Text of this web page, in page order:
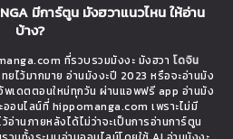
มีการ์ตูน มังฮวาแนวไหน ให้อ่าน
บ้าง?
ที่รวบรวมมังงะ มังฮวา โดจิน
ไว้มากมาย อ่านมังงะปี 2023 หรือจะอ่านมัง
พเดตตอนใหม่ทุกวัน ผ่านแอพฟรี app อ่านมัง
ออนไลน์ที่ hippomanga.com เพราะไม่มี
านภายหลังได้ไม่ว่าจะเป็นการอ่านการ์ตูน